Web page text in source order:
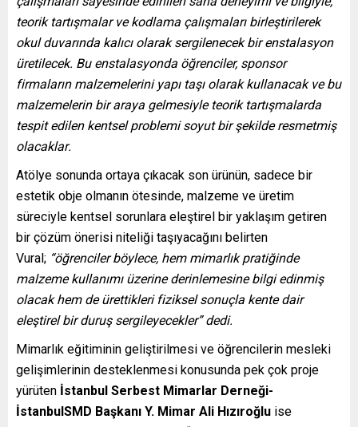
teorik tartışmalar ve kodlama çalışmaları birleştirilerek
okul duvarında kalıcı olarak sergilenecek bir enstalasyon
üretilecek. Bu enstalasyonda öğrenciler, sponsor
firmaların malzemelerini yapı taşı olarak kullanacak ve bu
malzemelerin bir araya gelmesiyle teorik tartışmalarda
tespit edilen kentsel problemi soyut bir şekilde resmetmiş
olacaklar.
Atölye sonunda ortaya çıkacak son ürünün, sadece bir
estetik obje olmanın ötesinde, malzeme ve üretim
süreciyle kentsel sorunlara eleştirel bir yaklaşım getiren
bir çözüm önerisi niteliği taşıyacağını belirten
Vural; “öğrenciler böylece, hem mimarlık pratiğinde
malzeme kullanımı üzerine derinlemesine bilgi edinmiş
olacak hem de ürettikleri fiziksel sonuçla kente dair
eleştirel bir duruş sergileyecekler” dedi.
Mimarlık eğitiminin geliştirilmesi ve öğrencilerin mesleki
gelişimlerinin desteklenmesi konusunda pek çok proje
yürüten İstanbul Serbest Mimarlar Derneği-
İstanbulSMD Başkanı Y. Mimar Ali Hızıroğlu ise